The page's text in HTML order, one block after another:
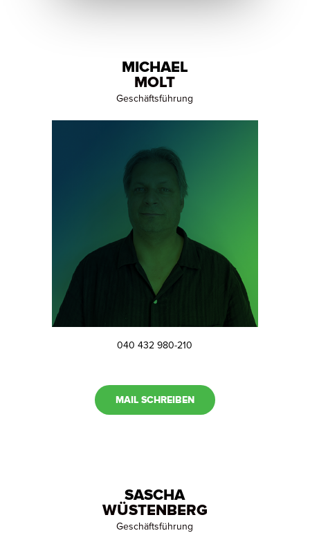
MICHAEL
MOLT
Geschäftsführung
040 432 980-210
MAIL SCHREIBEN
SASCHA
WÜSTENBERG
Geschäftsführung